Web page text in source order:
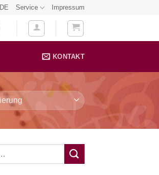
Service Impressum
KONTAKT